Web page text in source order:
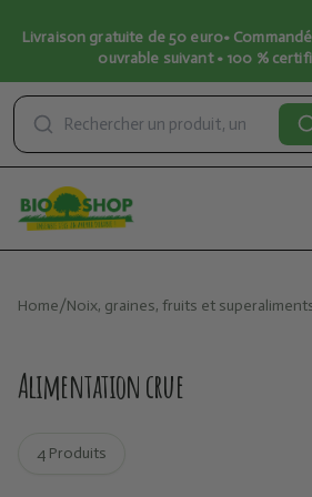
Livraison gratuite de 50 euro•
ouvrable suivant • 100 %
Home/Noix, graines, fruits et
Alimentation crue
4 Produits